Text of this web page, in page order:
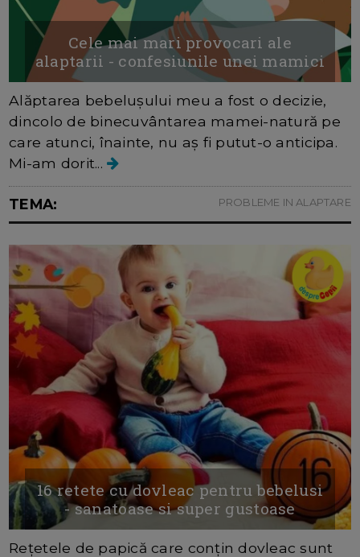
Cele mai mari provocari ale
alaptarii - confesiunile unei mamici
Alăptarea bebelușului meu a fost o decizie,
dincolo de binecuvântarea mamei-natură pe
care atunci, înainte, nu aș fi putut-o anticipa.
Mi-am dorit...
TEMA: PROBLEME IN ALAPTARE
16 retete cu dovleac pentru bebelusi
- sanatoase si super gustoase
Rețetele de papică care conțin dovleac sunt